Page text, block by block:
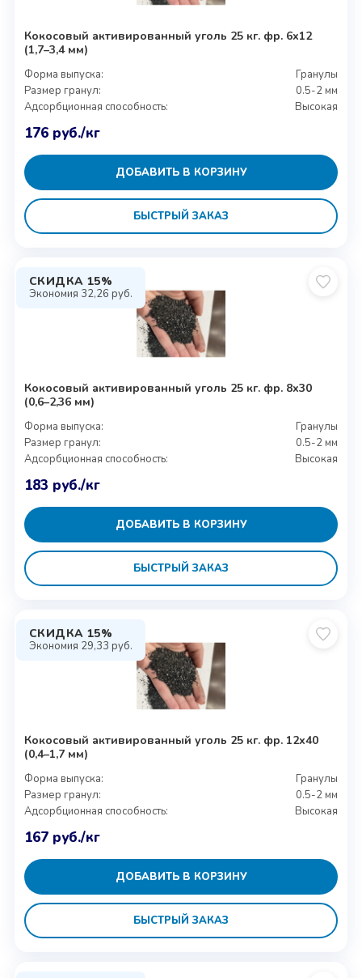
Кокосовый активированный уголь 25 кг. фр. 6х12
(1,7–3,4 мм)
Форма выпуска:
Гранулы
Размер гранул:
0.5-2 мм
Адсорбционная способность:
Высокая
176 руб./кг
ДОБАВИТЬ В КОРЗИНУ
БЫСТРЫЙ ЗАКАЗ
СКИДКА 15%
Экономия 32,26 руб.
Кокосовый активированный уголь 25 кг. фр. 8х30
(0,6–2,36 мм)
Форма выпуска:
Гранулы
Размер гранул:
0.5-2 мм
Адсорбционная способность:
Высокая
183 руб./кг
ДОБАВИТЬ В КОРЗИНУ
БЫСТРЫЙ ЗАКАЗ
СКИДКА 15%
Экономия 29,33 руб.
Кокосовый активированный уголь 25 кг. фр. 12х40
(0,4–1,7 мм)
Форма выпуска:
Гранулы
Размер гранул:
0.5-2 мм
Адсорбционная способность:
Высокая
167 руб./кг
ДОБАВИТЬ В КОРЗИНУ
БЫСТРЫЙ ЗАКАЗ